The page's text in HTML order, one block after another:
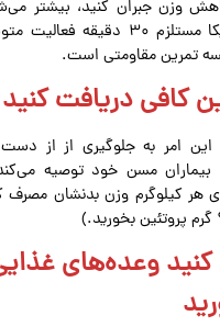
وزن جبران کنید، بیشتر
بهداشتی آمریکا مستلزم ۳۰
تمرین مقاومتی است.
این امر به جلوگیری از از
کنید وعده‌های